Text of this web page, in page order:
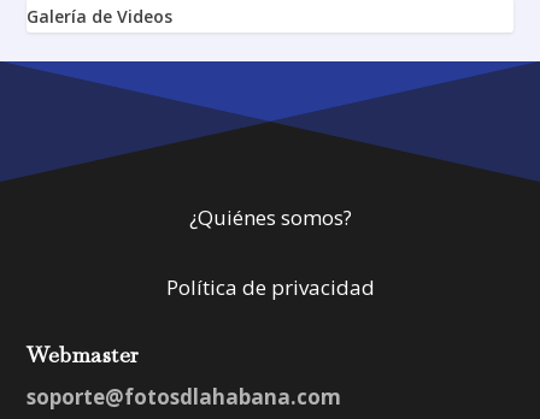
Galería de Videos
¿Quiénes somos?
Política de privacidad
Webmaster
soporte@fotosdlahabana.com